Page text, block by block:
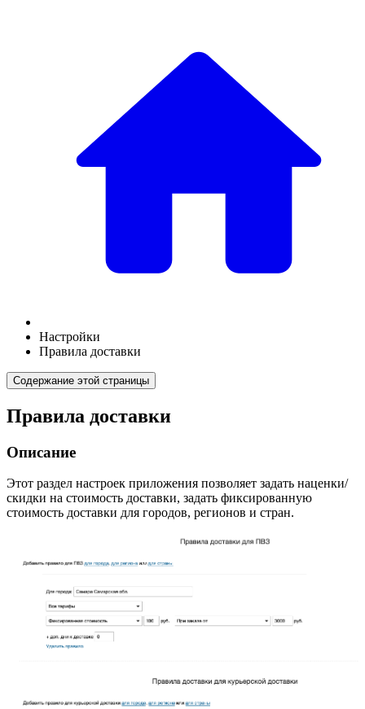
Настройки
Правила доставки
Содержание этой страницы
Правила доставки
Описание
Этот раздел настроек приложения позволяет задать наценки/
скидки на стоимость доставки, задать фиксированную
стоимость доставки для городов, регионов и стран.